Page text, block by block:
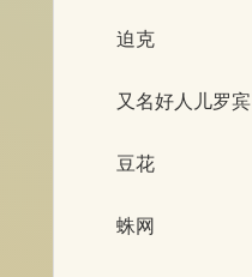
迫克
又名好人儿罗宾
豆花
蛛网